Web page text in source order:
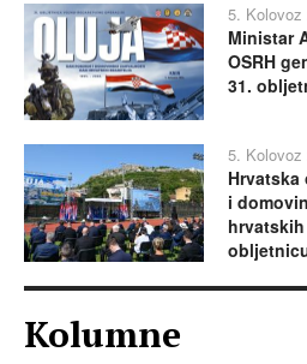
5. Kolovoz
Ministar
OSRH
31.
5. Kolovoz
i
Kolumne